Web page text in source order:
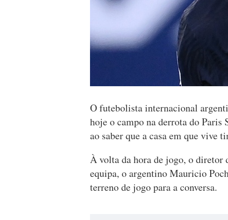
O futebolista internacional
hoje o campo na derrota do Paris
ao saber que a casa em que vive
À volta da hora de jogo, o diretor
equipa, o argentino Mauricio
terreno de jogo para a conversa.